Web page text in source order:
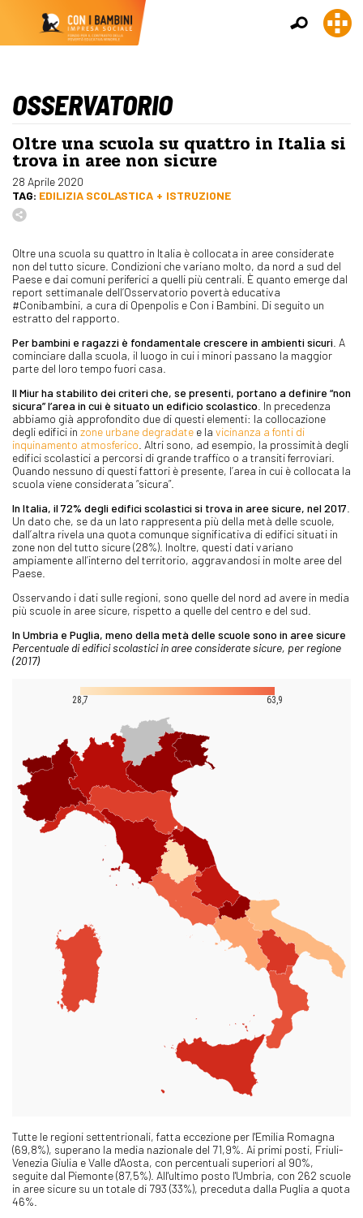
OSSERVATORIO
Oltre una scuola su quattro in Italia si
trova in aree non sicure
28 Aprile 2020
TAG: EDILIZIA SCOLASTICA ISTRUZIONE
Oltre una scuola su quattro in Italia è collocata in aree considerate
non del tutto sicure. Condizioni che variano molto, da nord a sud del
Paese e dai comuni periferici a quelli più centrali. È quanto emerge dal
report settimanale dell’Osservatorio povertà educativa
#Conibambini, a cura di Openpolis e Con i Bambini. Di seguito un
estratto del rapporto.
Per bambini e ragazzi è fondamentale crescere in ambienti sicuri . A
cominciare dalla scuola, il luogo in cui i minori passano la maggior
parte del loro tempo fuori casa.
Il Miur ha stabilito dei criteri che, se presenti, portano a definire “non
sicura” l’area in cui è situato un edificio scolastico . In precedenza
abbiamo già approfondito due di questi elementi: la collocazione
degli edifici in zone urbane degradate e la vicinanza a fonti di
inquinamento atmosferico . Altri sono, ad esempio, la prossimità degli
edifici scolastici a percorsi di grande traffico o a transiti ferroviari.
Quando nessuno di questi fattori è presente, l’area in cui è collocata la
scuola viene considerata “sicura”.
In Italia, il 72% degli edifici scolastici si trova in aree sicure, nel 2017
Un dato che, se da un lato rappresenta più della metà delle scuole,
dall’altra rivela una quota comunque significativa di edifici situati in
zone non del tutto sicure (28%). Inoltre, questi dati variano
ampiamente all’interno del territorio, aggravandosi in molte aree del
Paese.
Osservando i dati sulle regioni, sono quelle del nord ad avere in media
più scuole in aree sicure, rispetto a quelle del centro e del sud.
In Umbria e Puglia, meno della metà delle scuole sono in aree sicure
Percentuale di edifici scolastici in aree considerate sicure, per regione
(2017)
Tutte le regioni settentrionali, fatta eccezione per l'Emilia Romagna
(69,8%), superano la media nazionale del 71,9%. Ai primi posti, Friuli-
Venezia Giulia e Valle d'Aosta, con percentuali superiori al 90%,
seguite dal Piemonte (87,5%). All'ultimo posto l'Umbria, con 262 scuole
in aree sicure su un totale di 793 (33%), preceduta dalla Puglia a quota
46%.